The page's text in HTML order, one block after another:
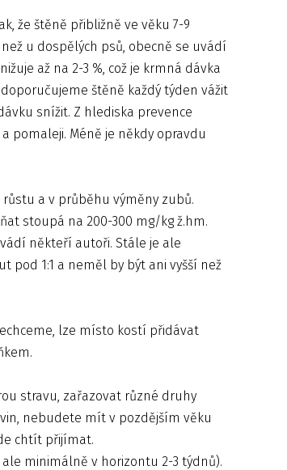
ZOO
že štěně přibližně ve věku 7-9
u dospělých psů, obecně se uvádí
až na 2-3 %, což je krmná dávka
štěně každý týden vážit
snížit. Z hlediska prevence
pomaleji. Méně je někdy opravdu
a v průběhu výměny zubů.
stoupá na 200-300 mg/kg ž.hm.
někteří autoři. Stále je ale
pod 1:1 a neměl by být ani vyšší než
lze místo kostí přidávat
stravu, zařazovat různé druhy
nebudete mít v pozdějším věku
chtít přijímat.
minimálně v horizontu 2-3 týdnů).